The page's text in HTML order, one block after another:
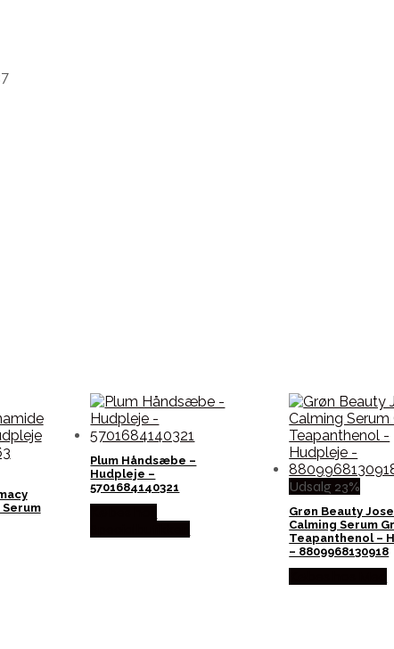
Plum Håndsæbe –
Hudpleje –
5701684140321
Udsalg 23%
Grøn Beauty
Calming Serum
Teapanthenol –
– 8809968130918